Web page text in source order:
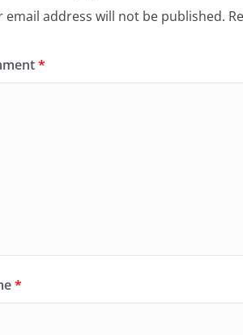
email address will not be published.
*
*